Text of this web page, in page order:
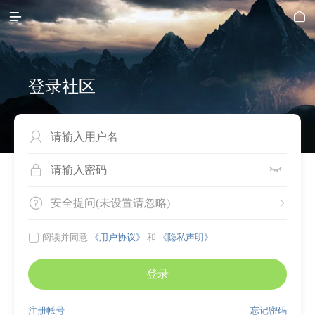
 
登录社区

 
 
安全提问(未设置请忽略)
 阅读并同意 《用户协议》 和 《隐私声明》
登录
忘记密码
注册帐号